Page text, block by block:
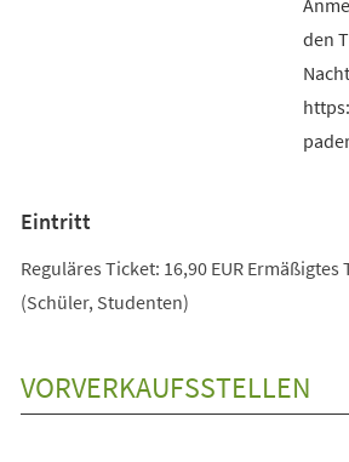
den
Eintritt
Reguläres Ticket: 16,90 EUR Ermäßigtes
(Schüler, Studenten)
VORVERKAUFSSTELLEN